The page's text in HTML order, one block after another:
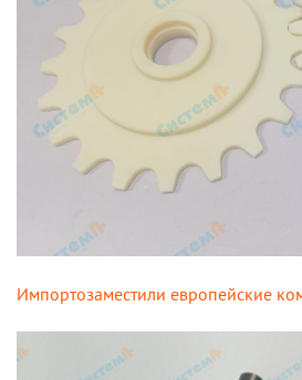
Импортозаместили европейские